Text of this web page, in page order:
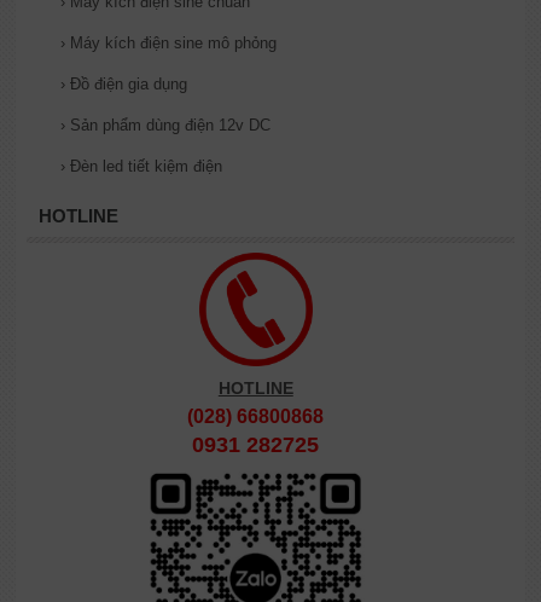
› Máy kích điện sine mô phỏng
› Đồ điện gia dụng
› Sản phẩm dùng điện 12v DC
› Đèn led tiết kiệm điện
HOTLINE
HOTLINE
(028) 66800868
0931 282725